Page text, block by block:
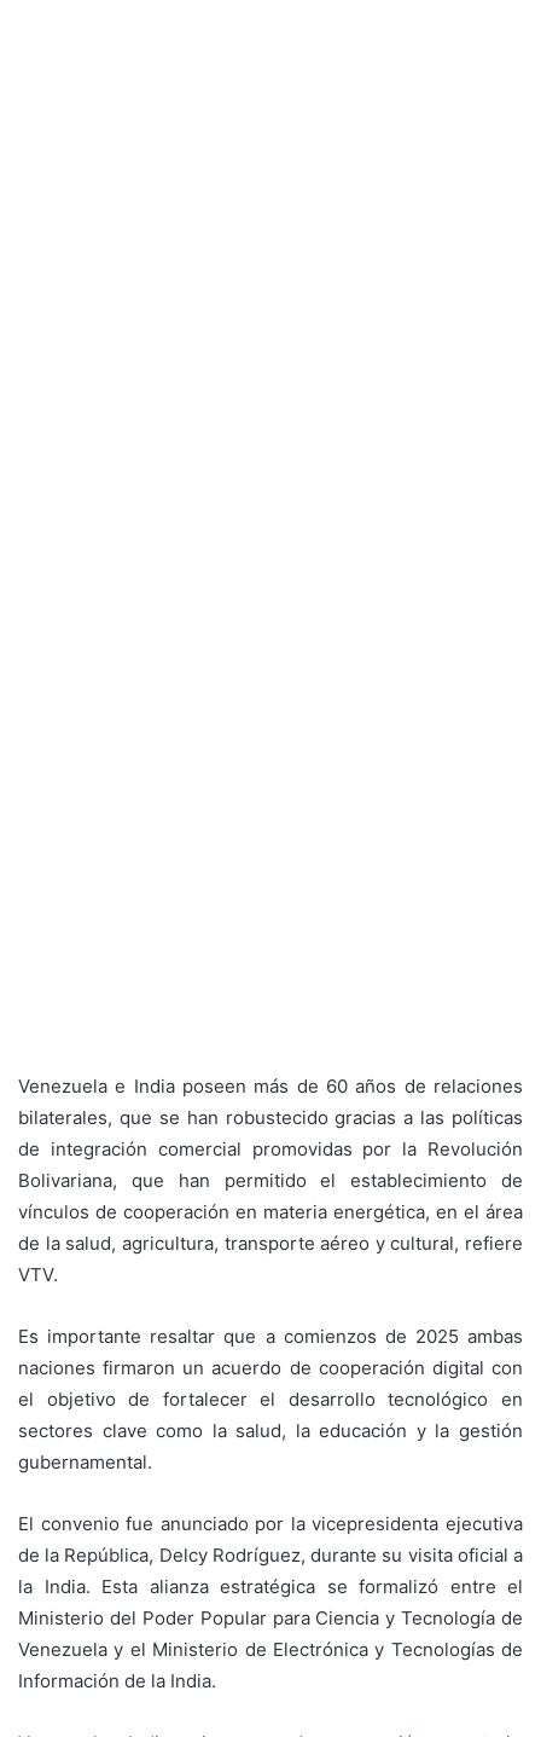
Venezuela e India poseen más de 60 años de relaciones
bilaterales, que se han robustecido gracias a las políticas
de integración comercial promovidas por la Revolución
Bolivariana, que han permitido el establecimiento de
vínculos de cooperación en materia energética, en el área
de la salud, agricultura, transporte aéreo y cultural, refiere
VTV.
Es importante resaltar que a comienzos de 2025 ambas
naciones firmaron un acuerdo de cooperación digital con
el objetivo de fortalecer el desarrollo tecnológico en
sectores clave como la salud, la educación y la gestión
gubernamental.
El convenio fue anunciado por la vicepresidenta ejecutiva
de la República, Delcy Rodríguez, durante su visita oficial a
la India. Esta alianza estratégica se formalizó entre el
Ministerio del Poder Popular para Ciencia y Tecnología de
Venezuela y el Ministerio de Electrónica y Tecnologías de
Información de la India.